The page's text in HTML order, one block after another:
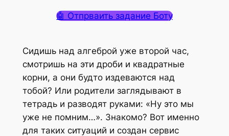
🤖 Отпрваить задание Боту
Сидишь над алгеброй уже второй час,
смотришь на эти дроби и квадратные
корни, а они будто издеваются над
тобой? Или родители заглядывают в
тетрадь и разводят руками: «Ну это мы
уже не помним…». Знакомо? Вот именно
для таких ситуаций и создан сервис